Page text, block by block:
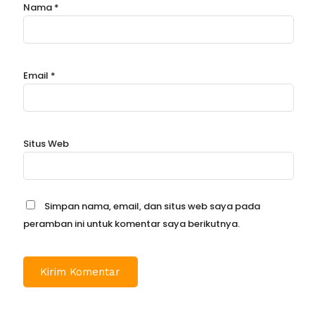
Nama *
Email *
Situs Web
Simpan nama, email, dan situs web saya pada
peramban ini untuk komentar saya berikutnya.